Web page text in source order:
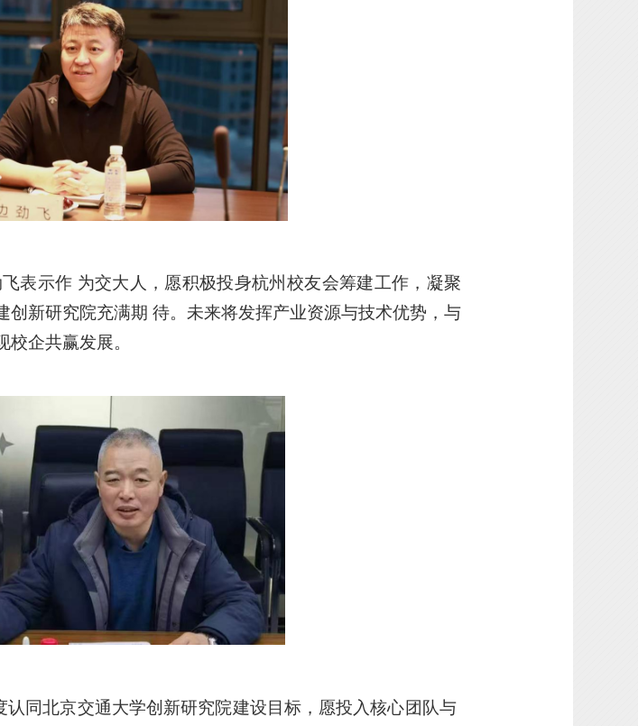
表示作 为交大人，愿积极投身杭州校友会筹建工作，凝聚
新研究院充满期 待。未来将发挥产业资源与技术优势，与
校企共赢发展。
认同北京交通大学创新研究院建设目标，愿投入核心团队与